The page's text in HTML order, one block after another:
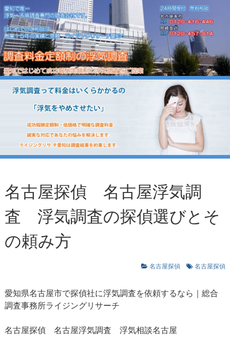
名古屋探偵 名古屋浮気調
査 浮気調査の探偵選びとそ
の頼み方
名古屋探偵 名古屋探偵
愛知県名古屋市で探偵社に浮気調査を依頼するなら｜総合
調査事務所ライジングリサーチ
名古屋探偵 名古屋浮気調査 浮気相談名古屋